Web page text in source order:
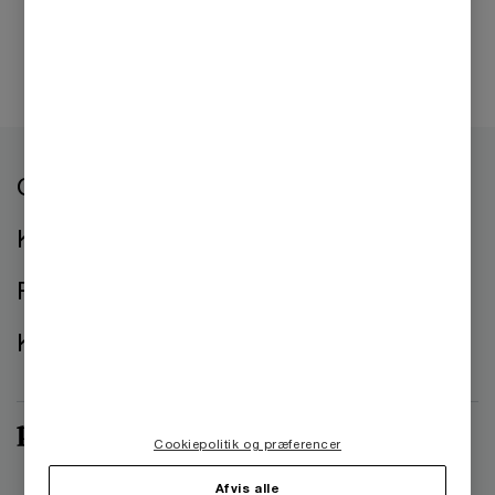
Om os
Kontorer
Presse
Kontakt os
Afvis alle
Cookiepolitik og præferencer